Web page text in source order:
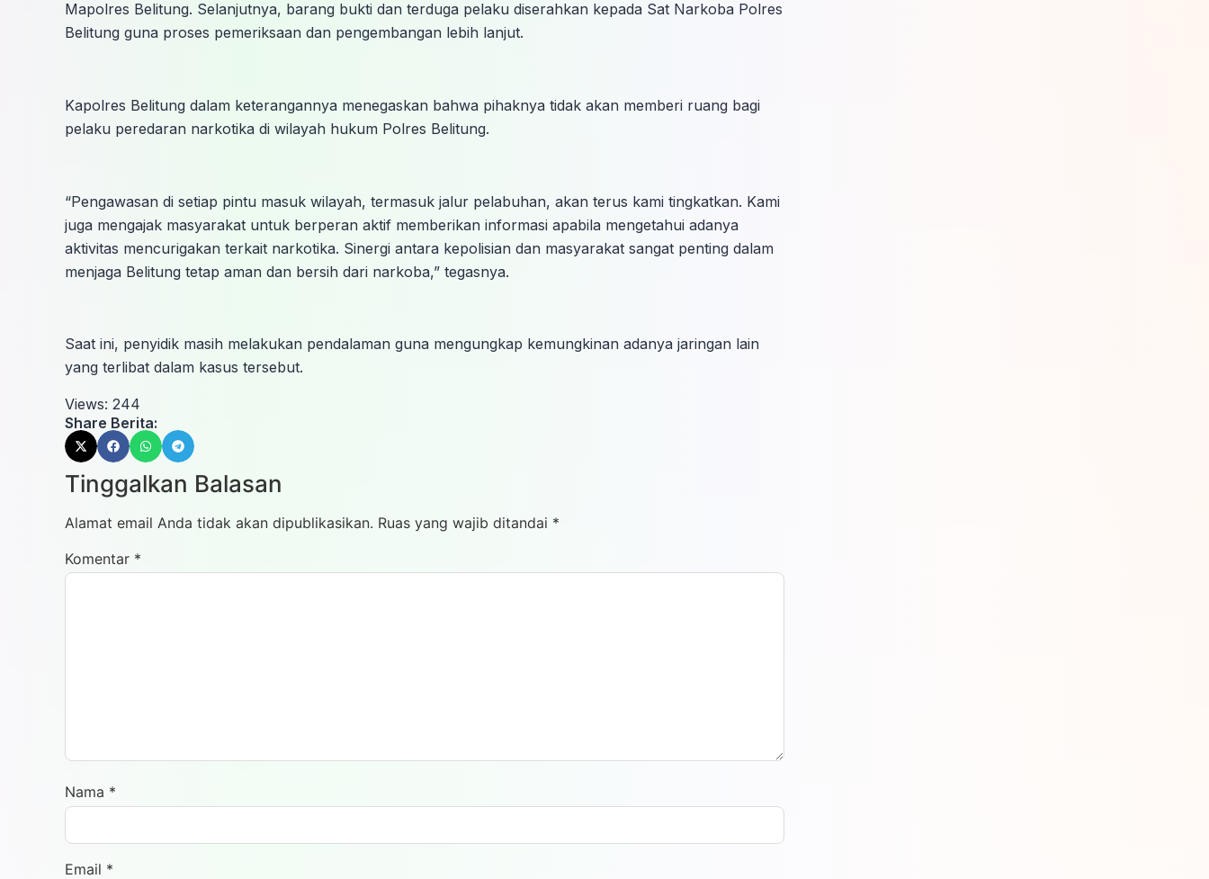
Mapolres Belitung. Selanjutnya, barang bukti dan terduga pelaku diserahkan kepada Sat Narkoba Polres
Belitung guna proses pemeriksaan dan pengembangan lebih lanjut.
Kapolres Belitung dalam keterangannya menegaskan bahwa pihaknya tidak akan memberi ruang bagi
pelaku peredaran narkotika di wilayah hukum Polres Belitung.
“Pengawasan di setiap pintu masuk wilayah, termasuk jalur pelabuhan, akan terus kami tingkatkan. Kami
juga mengajak masyarakat untuk berperan aktif memberikan informasi apabila mengetahui adanya
aktivitas mencurigakan terkait narkotika. Sinergi antara kepolisian dan masyarakat sangat penting dalam
menjaga Belitung tetap aman dan bersih dari narkoba,” tegasnya.
Saat ini, penyidik masih melakukan pendalaman guna mengungkap kemungkinan adanya jaringan lain
yang terlibat dalam kasus tersebut.
Views: 244
Share Berita:
Tinggalkan Balasan
Alamat email Anda tidak akan dipublikasikan. Ruas yang wajib ditandai *
Komentar *
Nama *
Email *